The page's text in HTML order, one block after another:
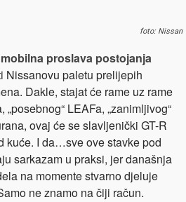
foto: Nissan
proslava postojanja
Nissanovu paletu prelijepih
Dakle, stajat će rame uz rame
„posebnog“ LEAFa, „zanimljivog“
ovaj će se slavljenički GT-R
kuće. I da…sve ove stavke pod
sarkazam u praksi, jer današnja
na momente stvarno djeluje
ne znamo na čiji račun.